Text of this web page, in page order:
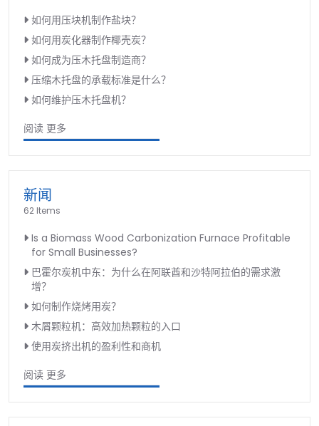
如何用压块机制作盐块？
如何用炭化器制作椰壳炭？
如何成为压木托盘制造商？
压缩木托盘的承载标准是什么？
如何维护压木托盘机？
阅读 更多
新闻
62 Items
Is a Biomass Wood Carbonization Furnace Profitable
for Small Businesses?
巴霍尔炭机中东：为什么在阿联酋和沙特阿拉伯的需求激
增？
如何制作烧烤用炭？
木屑颗粒机：高效加热颗粒的入口
使用炭挤出机的盈利性和商机
阅读 更多